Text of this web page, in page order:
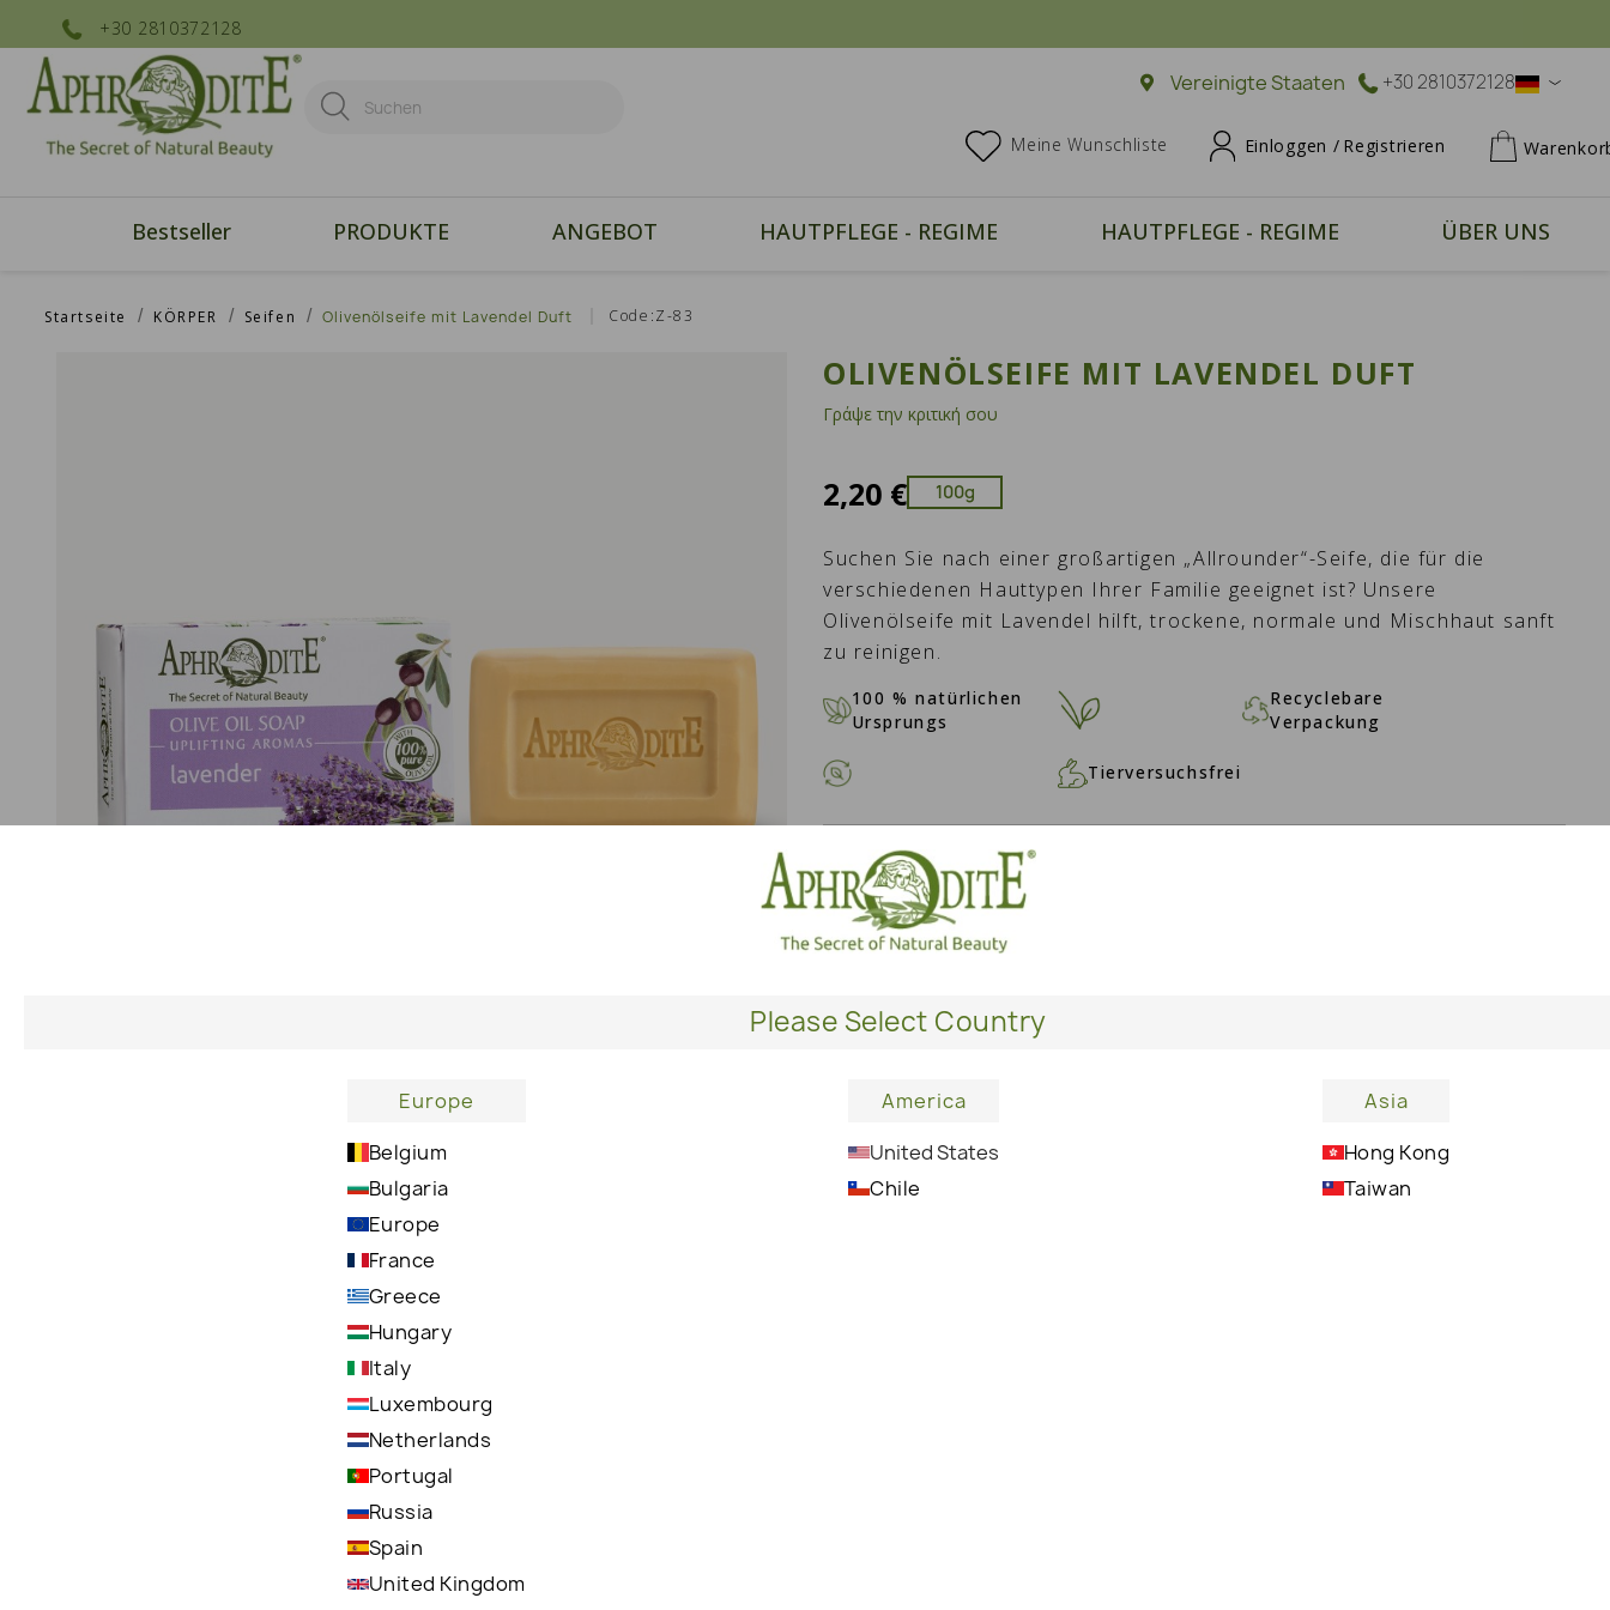
+30 2810372128
Vereinigte Staaten
Please Select Country
Europe
Belgium
Bulgaria
Europe
France
Greece
Hungary
Italy
Luxembourg
Netherlands
Portugal
Russia
Spain
United Kingdom
America
United States
Chile
Asia
Hong Kong
Taiwan
+30 2810372128
Meine Wunschliste Einloggen / Registrieren
Bestseller PRODUKTE ANGEBOT HAUTPFLEGE - REGIME HAUTPFLEGE - REGIME ÜBER UNS
Startseite KÖRPER Seifen Olivenölseife mit Lavendel Duft Code:Z-83
OLIVENÖLSEIFE MIT LAVENDEL DUFT
Γράψε την κριτική σου
2,20 € 100g
Suchen Sie nach einer großartigen „Allrounder“-Seife, die für die
verschiedenen Hauttypen Ihrer Familie geeignet ist? Unsere
Olivenölseife mit Lavendel hilft, trockene, normale und Mischhaut sanft
zu reinigen.
100 % natürlichen
Ursprungs
Recyclebare
Verpackung
Tierversuchsfrei
MENGE
IN DEN WARENKORB -
Spa-ähnliche Düfte hinterlassen ein ruhiges,
entspanntes und verjüngtes Gefühl